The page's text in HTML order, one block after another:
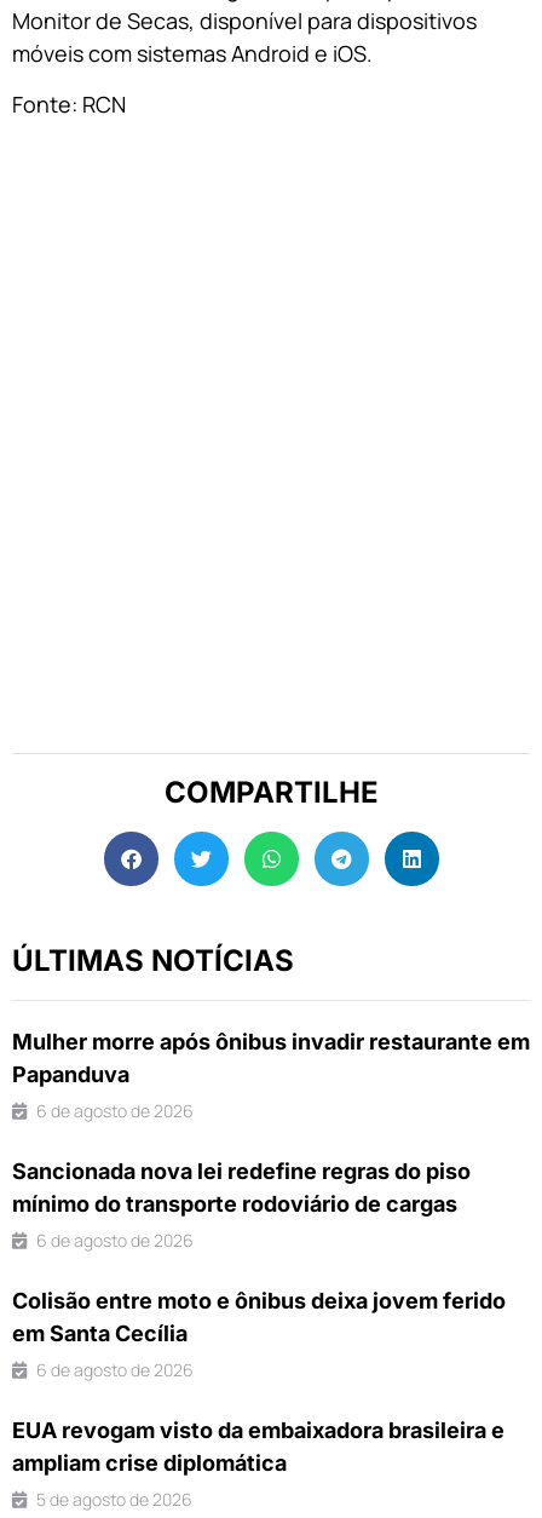
Monitor de Secas, disponível para dispositivos
móveis com sistemas Android e iOS.
Fonte: RCN
COMPARTILHE
ÚLTIMAS NOTÍCIAS
Mulher morre após ônibus invadir restaurante em
Papanduva
6 de agosto de 2026
Sancionada nova lei redefine regras do piso
mínimo do transporte rodoviário de cargas
6 de agosto de 2026
Colisão entre moto e ônibus deixa jovem ferido
em Santa Cecília
6 de agosto de 2026
EUA revogam visto da embaixadora brasileira e
ampliam crise diplomática
5 de agosto de 2026